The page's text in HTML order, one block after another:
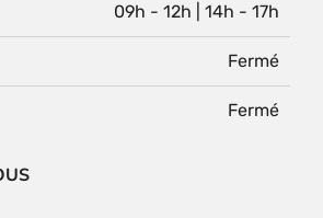
09h - 12h | 14h - 17h
Fermé
Fermé